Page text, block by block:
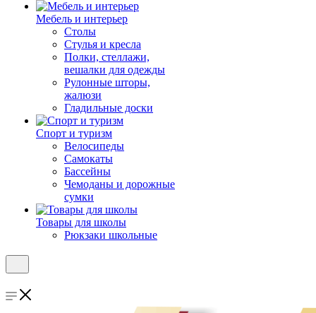
Мебель и интерьер
Столы
Стулья и кресла
Полки, стеллажи,
вешалки для одежды
Рулонные шторы,
жалюзи
Гладильные доски
Спорт и туризм
Велосипеды
Самокаты
Бассейны
Чемоданы и дорожные
сумки
Товары для школы
Рюкзаки школьные